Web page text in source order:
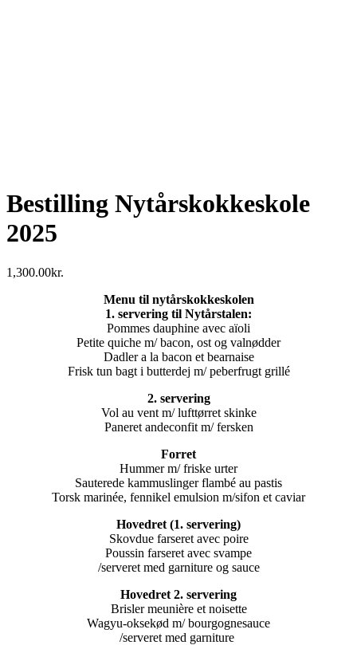
Bestilling Nytårskokkeskole
2025
1,300.00kr.
Menu til nytårskokkeskolen
1. servering til Nytårstalen:
Pommes dauphine avec aïoli
Petite quiche m/ bacon, ost og valnødder
Dadler a la bacon et bearnaise
Frisk tun bagt i butterdej m/ peberfrugt grillé
2. servering
Vol au vent m/ lufttørret skinke
Paneret andeconfit m/ fersken
Forret
Hummer m/ friske urter
Sauterede kammuslinger flambé au pastis
Torsk marinée, fennikel emulsion m/sifon et caviar
Hovedret (1. servering)
Skovdue farseret avec poire
Poussin farseret avec svampe
/serveret med garniture og sauce
Hovedret 2. servering
Brisler meunière et noisette
Wagyu-oksekød m/ bourgognesauce
/serveret med garniture